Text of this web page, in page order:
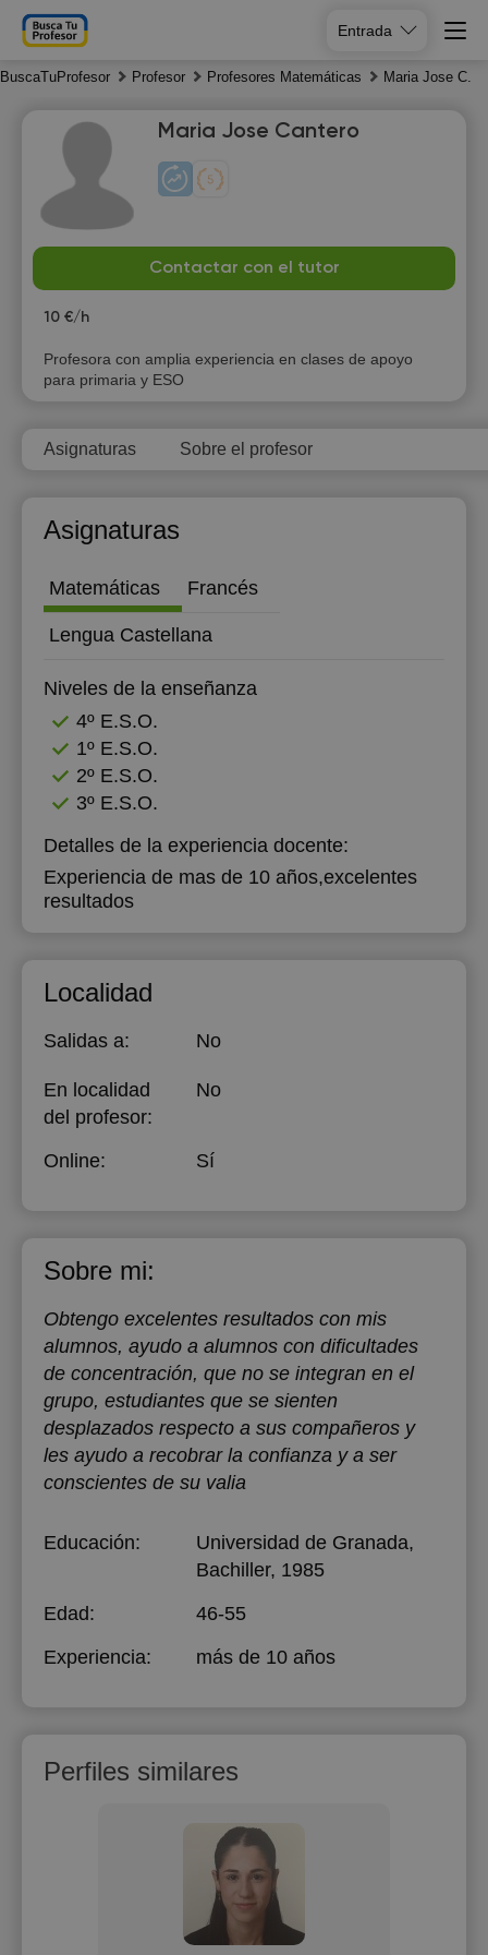
Entrada
BuscaTuProfesor Profesor Profesores Matemáticas Maria Jose C.
Maria Jose Cantero
Contactar con el tutor
10 €/h
Profesora con amplia experiencia en clases de apoyo
para primaria y ESO
Asignaturas Sobre el profesor
Asignaturas
Matemáticas Francés
Lengua Castellana
Niveles de la enseñanza
4º E.S.O.
1º E.S.O.
2º E.S.O.
3º E.S.O.
Detalles de la experiencia docente:
Experiencia de mas de 10 años,excelentes
resultados
Localidad
Salidas a: No
En localidad
del profesor:
No
Online: Sí
Sobre mi:
Obtengo excelentes resultados con mis
alumnos, ayudo a alumnos con dificultades
de concentración, que no se integran en el
grupo, estudiantes que se sienten
desplazados respecto a sus compañeros y
les ayudo a recobrar la confianza y a ser
conscientes de su valia
Educación: Universidad de Granada,
Bachiller, 1985
Edad:
46-55
Experiencia:
más de 10 años
Perfiles similares
7
Sa
8
Su
9
10